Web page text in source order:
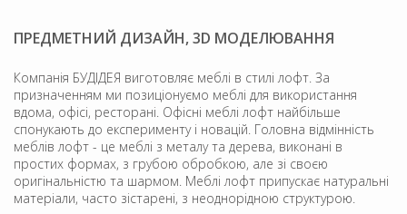
ПРЕДМЕТНИЙ ДИЗАЙН, 3D МОДЕЛЮВАННЯ
Компанія БУДІДЕЯ виготовляє меблі в стилі лофт. За
призначенням ми позиціонуємо меблі для використання
вдома, офісі, ресторані. Офісні меблі лофт найбільше
спонукають до експерименту і новацій. Головна відмінність
меблів лофт - це меблі з металу та дерева, виконані в
простих формах, з грубою обробкою, але зі своєю
оригінальністю та шармом. Меблі лофт припускає натуральні
матеріали, часто зістарені, з неоднорідною структурою.